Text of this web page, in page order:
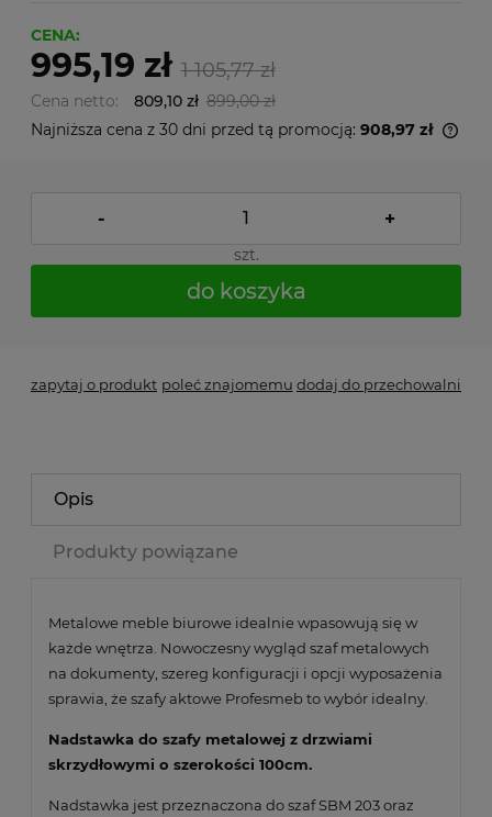
CENA:
995,19 zł 1 105,77 zł
Cena netto: 809,10 zł 899,00 zł
Najniższa cena z 30 dni przed tą promocją: 908,97 zł
- +
szt.
do koszyka
zapytaj o produkt poleć znajomemu dodaj do przechowalni
Opis
Produkty powiązane
Metalowe meble biurowe idealnie wpasowują się w
każde wnętrza. Nowoczesny wygląd szaf metalowych
na dokumenty, szereg konfiguracji i opcji wyposażenia
sprawia, że szafy aktowe Profesmeb to wybór idealny.
Nadstawka do szafy metalowej z drzwiami
skrzydłowymi o szerokości 100cm.
Nadstawka jest przeznaczona do szaf SBM 203 oraz